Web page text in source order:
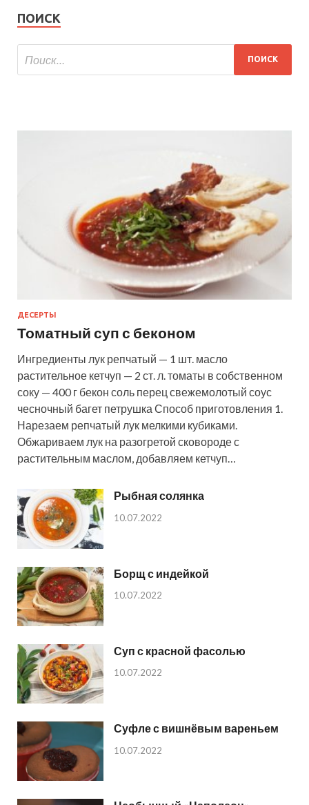
ПОИСК
ДЕСЕРТЫ
Томатный суп с беконом
Ингредиенты лук репчатый — 1 шт. масло
растительное кетчуп — 2 ст. л. томаты в собственном
соку — 400 г бекон соль перец свежемолотый соус
чесночный багет петрушка Способ приготовления 1.
Нарезаем репчатый лук мелкими кубиками.
Обжариваем лук на разогретой сковороде с
растительным маслом, добавляем кетчуп…
Рыбная солянка
10.07.2022
Борщ с индейкой
10.07.2022
Суп с красной фасолью
10.07.2022
Суфле с вишнёвым вареньем
10.07.2022